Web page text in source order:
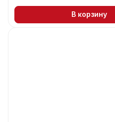
В корзину